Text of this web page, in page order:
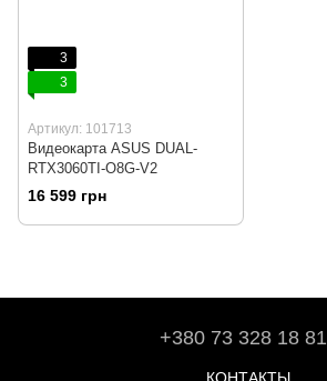
3
3
Артикул: 101713
Видеокарта ASUS DUAL-
RTX3060TI-O8G-V2
16 599 грн
+380 73 328 18 81
КОНТАКТЫ